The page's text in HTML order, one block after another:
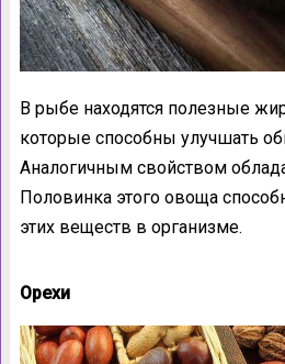
В рыбе находятся полезные
которые способны улучшать
Аналогичным свойством
Половинка этого овоща
этих веществ в организме.
Орехи